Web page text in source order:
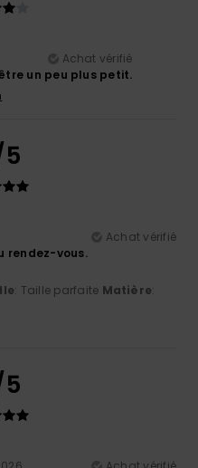
Achat vérifié
un peu plus petit.
Achat vérifié
rendez-vous.
: Taille parfaite Matière: